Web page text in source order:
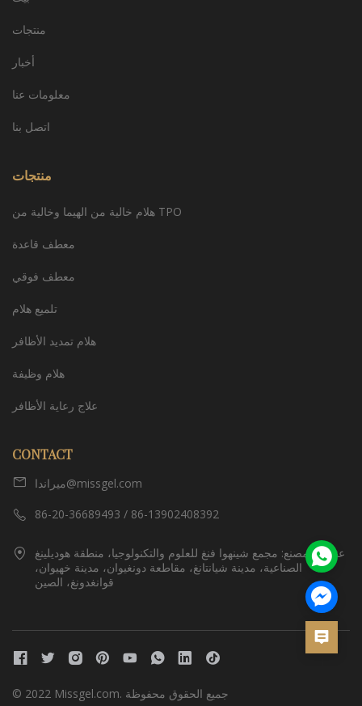
منتجات
أخبار
معلومات عنا
اتصل بنا
منتجات
هلام خالية من الهيما وخالية من TPO
معطف قاعدة
معطف فوقي
تلميع هلام
هلام تمديد الأظافر
هلام وظيفة
علاج رعاية الأظافر
CONTACT
ميراندا@missgel.com
86-20-36689493 / 86-13902408392
عنوان المصنع: مجمع شينهوا فنغ للعلوم والتكنولوجيا، منطقة هوديلينغ
الصناعية، مدينة شيانتانغ، مقاطعة دونغيوان، مدينة خهيوان،
قوانغدونغ، الصين
© 2022 Missgel.com. جميع الحقوق محفوظة